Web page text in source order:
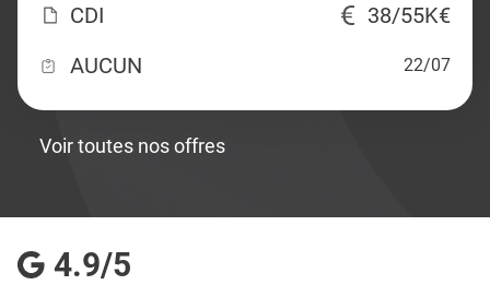
CDI
38/55K€
AUCUN
22/07
Voir toutes nos offres
4.9/5